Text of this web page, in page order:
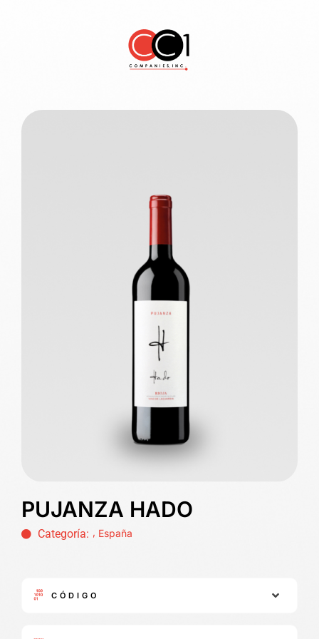
PUJANZA HADO
Categoría: , España
CÓDIGO